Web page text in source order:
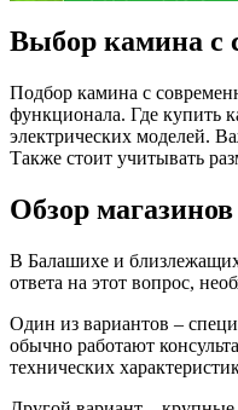
Выбор камина с
Подбор камина с
функционала. Где купить
электрических моделей.
Также стоит учитывать
Обзор
В Балашихе и
ответа на этот вопрос,
Один из вариантов –
обычно работают
технических